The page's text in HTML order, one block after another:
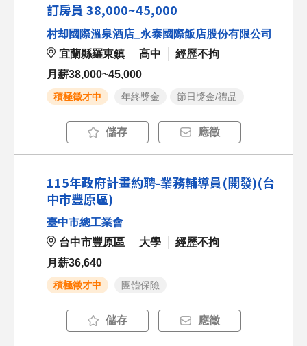
訂房員 38,000~45,000
村却國際溫泉酒店_永泰國際飯店股份有限公司
宜蘭縣羅東鎮
高中
經歷不拘
月薪38,000~45,000
積極徵才中 年終獎金 節日獎金/禮品
儲存 應徵
115年政府計畫約聘-業務輔導員(開發)(台
中市豐原區)
臺中市總工業會
台中市豐原區
大學
經歷不拘
月薪36,640
積極徵才中 團體保險
儲存 應徵